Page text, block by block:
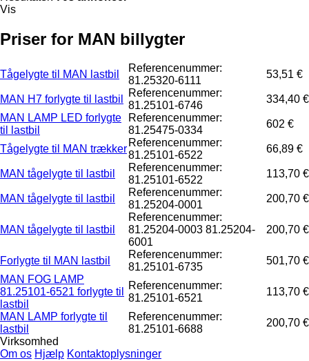
Vis
Priser for MAN billygter
Tågelygte til MAN lastbil
Referencenummer:
81.25320-6111
53,51 €
MAN H7 forlygte til lastbil
Referencenummer:
81.25101-6746
334,40 €
MAN LAMP LED forlygte
til lastbil
Referencenummer:
81.25475-0334
602 €
Tågelygte til MAN trækker
Referencenummer:
81.25101-6522
66,89 €
MAN tågelygte til lastbil
Referencenummer:
81.25101-6522
113,70 €
MAN tågelygte til lastbil
Referencenummer:
81.25204-0001
200,70 €
MAN tågelygte til lastbil
Referencenummer:
81.25204-0003 81.25204-
6001
200,70 €
Forlygte til MAN lastbil
Referencenummer:
81.25101-6735
501,70 €
MAN FOG LAMP
81.25101-6521 forlygte til
lastbil
Referencenummer:
81.25101-6521
113,70 €
MAN LAMP forlygte til
lastbil
Referencenummer:
81.25101-6688
200,70 €
Virksomhed
Om os Hjælp Kontaktoplysninger